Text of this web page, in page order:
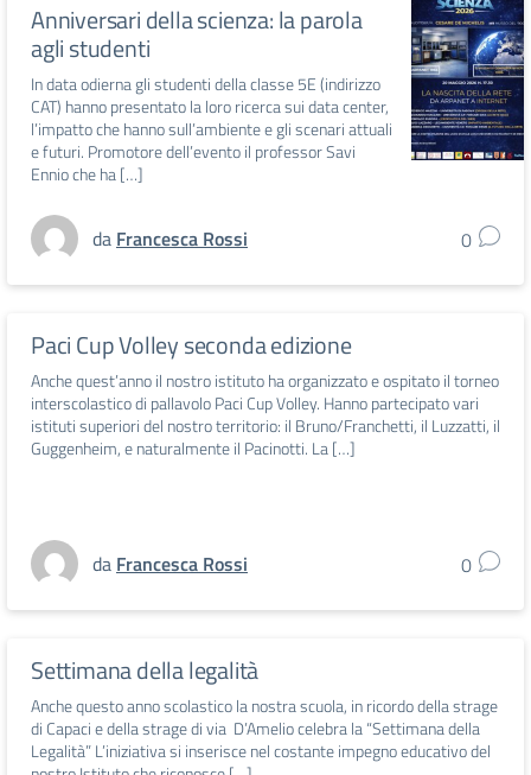
Anniversari della scienza: la parola
agli studenti
In data odierna gli studenti della classe 5E (indirizzo
CAT) hanno presentato la loro ricerca sui data center,
l’impatto che hanno sull’ambiente e gli scenari attuali
e futuri. Promotore dell’evento il professor Savi
Ennio che ha […]
da Francesca Rossi 0
Paci Cup Volley seconda edizione
Anche quest’anno il nostro istituto ha organizzato e ospitato il torneo
interscolastico di pallavolo Paci Cup Volley. Hanno partecipato vari
istituti superiori del nostro territorio: il Bruno/Franchetti, il Luzzatti, il
Guggenheim, e naturalmente il Pacinotti. La […]
da Francesca Rossi 0
Settimana della legalità
Anche questo anno scolastico la nostra scuola, in ricordo della strage
di Capaci e della strage di via D’Amelio celebra la “Settimana della
Legalità” L’iniziativa si inserisce nel costante impegno educativo del